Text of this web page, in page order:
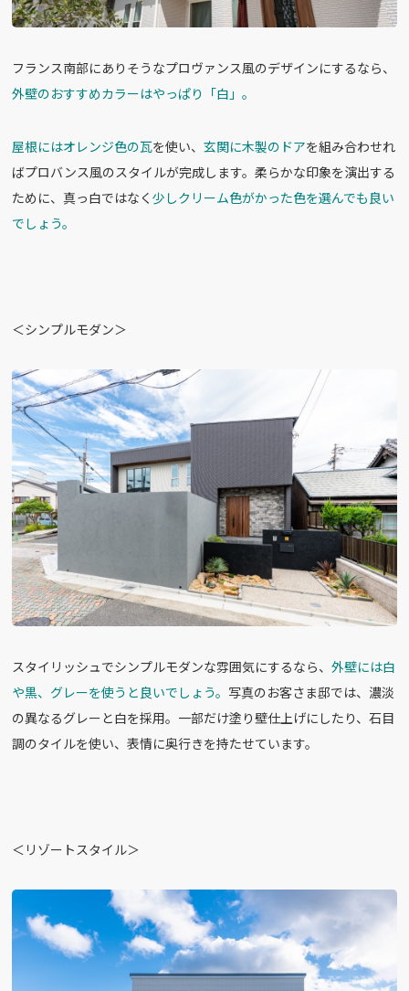
フランス南部にありそうなプロヴァンス風のデザインにするなら、
外壁のおすすめカラーはやっぱり「白」。
屋根にはオレンジ色の瓦を使い、玄関に木製のドアを組み合わせれ
ばプロバンス風のスタイルが完成します。柔らかな印象を演出する
ために、真っ白ではなく少しクリーム色がかった色を選んでも良い
でしょう。
＜シンプルモダン＞
スタイリッシュでシンプルモダンな雰囲気にするなら、外壁には白
や黒、グレーを使うと良いでしょう。 写真のお客さま邸では、濃淡
の異なるグレーと白を採用。一部だけ塗り壁仕上げにしたり、石目
調のタイルを使い、表情に奥行きを持たせています。
＜リゾートスタイル＞